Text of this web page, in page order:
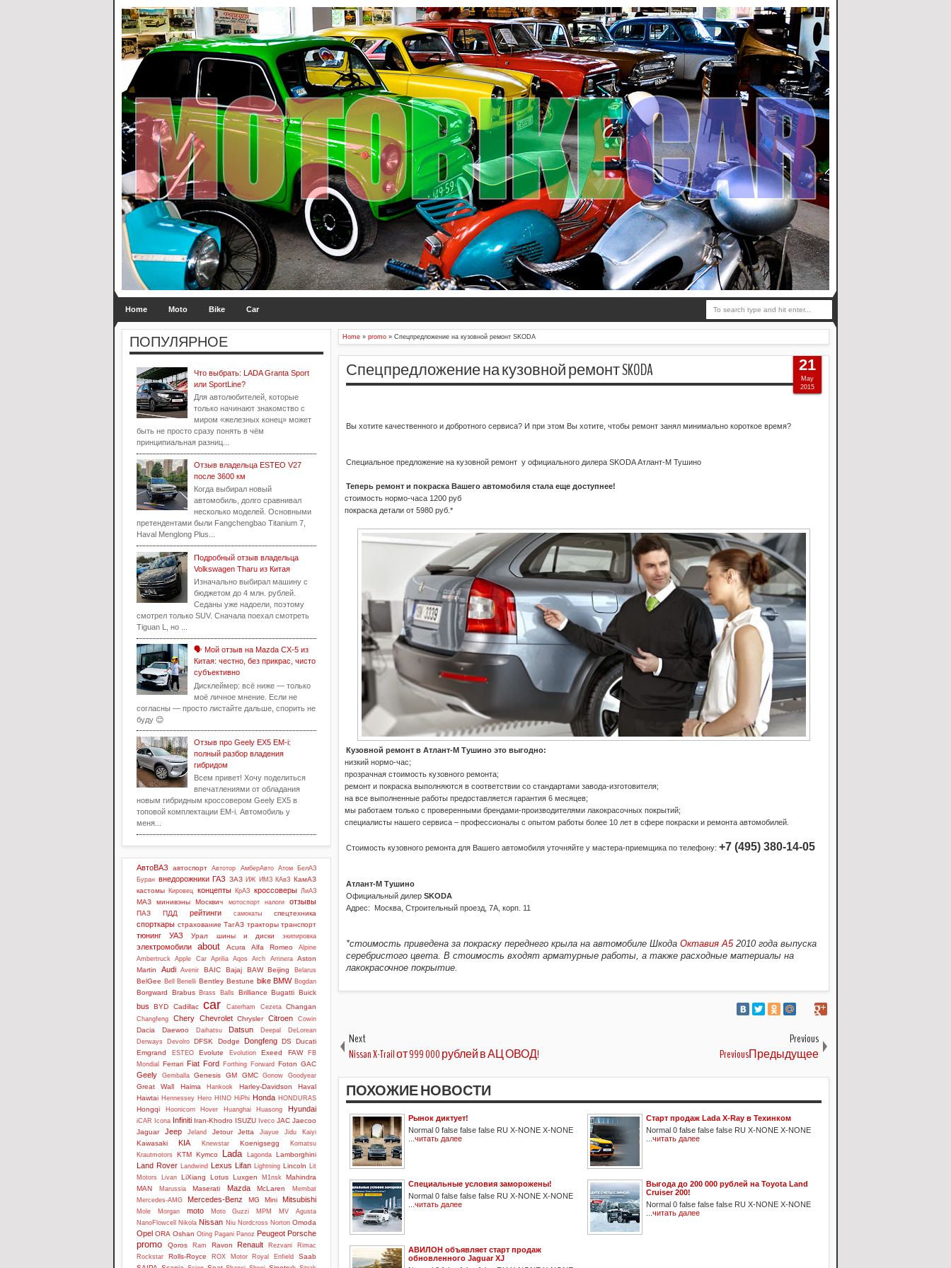
Home Moto Bike Car
Home » promo » Спецпредложение на кузовной ремонт SKODA
Спецпредложение на кузовной ремонт SKODA
Вы хотите качественного и добротного сервиса? И при этом Вы хотите, чтобы ремонт занял минимально короткое время?
Специальное предложение на кузовной ремонт у официального дилера SKODA Атлант-М Тушино
Теперь ремонт и покраска Вашего автомобиля стала еще доступнее!
стоимость нормо-часа 1200 руб
покраска детали от 5980 руб.*
Кузовной ремонт в Атлант-М Тушино это выгодно:
низкий нормо-час;
прозрачная стоимость кузовного ремонта;
ремонт и покраска выполняются в соответствии со стандартами завода-изготовителя;
на все выполненные работы предоставляется гарантия 6 месяцев;
мы работаем только с проверенными брендами-производителями лакокрасочных покрытий;
специалисты нашего сервиса – профессионалы с опытом работы более 10 лет в сфере покраски и ремонта автомобилей.
Стоимость кузовного ремонта для Вашего автомобиля уточняйте у мастера-приемщика по телефону: +7 (495) 380-14-05
Атлант-М Тушино
Официальный дилер SKODA
Адрес:
Москва, Строительный проезд, 7А, корп. 11
*стоимость приведена за покраску переднего крыла на автомобиле Шкода Октавия А52010 года выпуска
серебристого цвета. В стоимость входят арматурные работы, а также расходные материалы на
лакокрасочное покрытие.
21
May
2015
Next
Nissan X-Trail от 999 000 рублей в АЦ ОВОД!
Previous
PreviousПредыдущее
ПОХОЖИЕ НОВОСТИ
Рынок диктует!
Normal 0 false false false RU X-NONE X-NONE
читать далее
Старт продаж Lada X-Ray в Техинком
Normal 0 false false false RU X-NONE X-NONE
читать далее
Специальные условия заморожены!
Normal 0 false false false RU X-NONE X-NONE
читать далее
Выгода до 200 000 рублей на Toyota Land
Cruiser 200!
Normal 0 false false false RU X-NONE X-NONE
читать далее
АВИЛОН объявляет старт продаж
обновленного Jaguar XJ
ПОПУЛЯРНОЕ
Что выбрать: LADA Granta Sport
или SportLine?
Для автолюбителей, которые
только начинают знакомство с
миром «железных конец» может
быть не просто сразу понять в чём
принципиальная разниц...
Отзыв владельца ESTEO V27
после 3600 км
Когда выбирал новый
автомобиль, долго сравнивал
несколько моделей. Основными
претендентами были Fangchengbao Titanium 7,
Haval Menglong Plus...
Подробный отзыв владельца
Volkswagen Tharu из Китая
Изначально выбирал машину с
бюджетом до 4 млн. рублей.
Седаны уже надоели, поэтому
смотрел только SUV. Сначала поехал смотреть
Tiguan L, но ...
🗣️ Мой отзыв на Mazda CX-5 из
Китая: честно, без прикрас, чисто
субъективно
Дисклеймер: всё ниже — только
моё личное мнение. Если не
согласны — просто листайте дальше, спорить не
буду 😊
Отзыв про Geely EX5 EM-i:
полный разбор владения
гибридом
Всем привет! Хочу поделиться
впечатлениями от обладания
новым гибридным кроссовером Geely EX5 в
топовой комплектации EM-i. Автомобиль у
меня...
АвтоВАЗ автоспорт Автотор АмберАвто Атом
БелАЗ
Буран внедорожники ГАЗ ЗАЗ ИЖ ИМЗ КАвЗ КамАЗ
кастомы Кировец концепты КрАЗ кроссоверы ЛиАЗ
МАЗ минивэны Москвич мотоспорт налоги отзывы
ПАЗ ПДД рейтинги самокаты спецтехника
спорткары страхование ТагАЗ тракторы транспорт
тюнинг УАЗ Урал шины и диски экипировка
электромобили about Acura Alfa Romeo
Alpine
Ambertruck
Apple Car Aprilia Aqos Arch Arrinera
Aston
Martin
Audi Avenir BAIC Bajaj BAW Beijing Belarus
BelGee Bell Benelli Bentley Bestune bike BMW Bogdan
Borgward Brabus Brass Balls Brilliance Bugatti Buick
bus BYD Cadillac car Caterham Cezeta Changan
Changfeng Chery Chevrolet Chrysler Citroen Cowin
Dacia Daewoo Daihatsu Datsun Deepal
DeLorean
Derways
Devolro DFSK Dodge Dongfeng DS Ducati
Emgrand
ESTEO Evolute Evolution Exeed FAW
FB
Mondial
Ferrari Fiat Ford Forthing Forward Foton GAC
Geely Gemballa Genesis GM GMC Gonow Goodyear
Great Wall Haima Hankook Harley-Davidson
Haval
Hawtai Hennessey Hero HINO HiPhi Honda HONDURAS
Hongqi Hoonicorn Hover Huanghai Huasong Hyundai
iCAR Icona Infiniti Iran-Khodro ISUZU Iveco JAC Jaecoo
Jaguar
Jeep Jeland Jetour Jetta Jiayue Jidu Kaiyi
Kawasaki KIA Knewstar Koenigsegg
Komatsu
Krautmotors KTM Kymco Lada Lagonda Lamborghini
Land Rover Landwind Lexus Lifan Lightning Lincoln Lit
Motors
Livan LiXiang Lotus Luxgen M1nsk Mahindra
MAN
Marussia Maserati Mazda McLaren
Membat
Mercedes-AMG
Mercedes-Benz MG Mini Mitsubishi
Mole Morgan moto Moto Guzzi MPM
MV Agusta
NanoFlowcell
Nikola Nissan Niu Nordcross Norton Omoda
Opel ORA Oshan Oting Pagani Panoz Peugeot Porsche
promo Qoros Ram Ravon Renault Rezvani
Rimac
Rockstar
Rolls-Royce ROX Motor Royal Enfield
Saab